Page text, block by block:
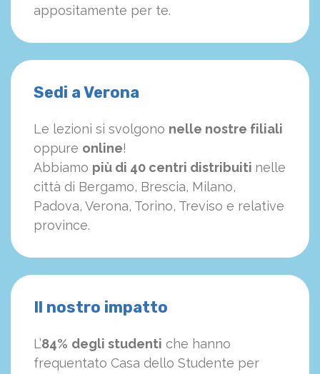
appositamente per te.
Sedi a Verona
Le lezioni si svolgono nelle nostre filiali
oppure online!
Abbiamo più di 40 centri distribuiti nelle
città di Bergamo, Brescia, Milano,
Padova, Verona, Torino, Treviso e relative
province.
Il nostro impatto
L’84% degli studenti che hanno
frequentato Casa dello Studente per